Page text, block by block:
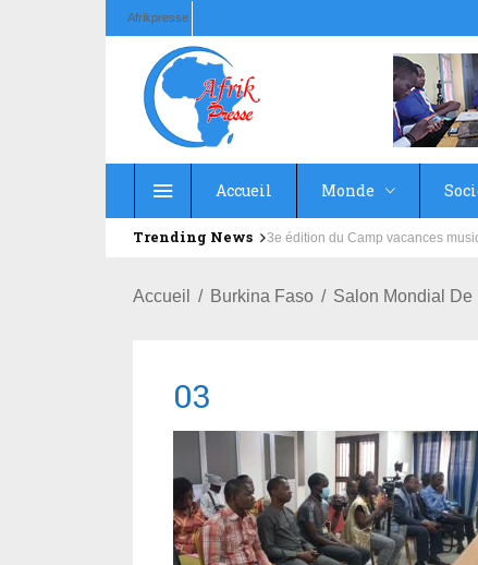
Afrikpresse
Accueil Monde
Trending News Education : la fédération de la
Accueil Burkina Faso Salon Mondial De
03